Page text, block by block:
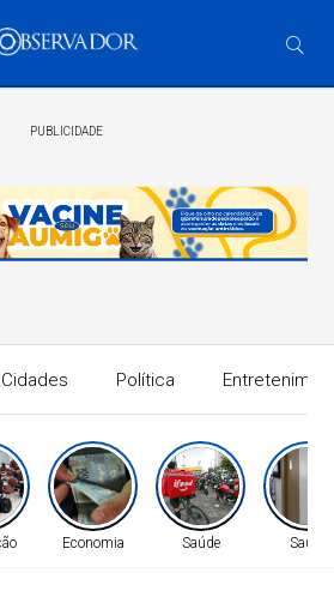
PUBLICIDADE
Cidades Política
Economia Saúde Saúde